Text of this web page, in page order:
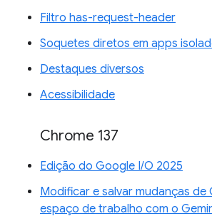
Filtro has-request-header
Soquetes diretos em apps
Destaques diversos
Acessibilidade
Chrome 137
Edição do Google I/O 2025
Modificar e salvar mudanças de
espaço de trabalho com o